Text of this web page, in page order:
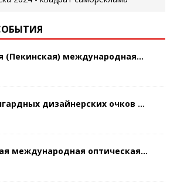
(Пекинская) международная...
дизайнерских очков ...
международная оптическая...